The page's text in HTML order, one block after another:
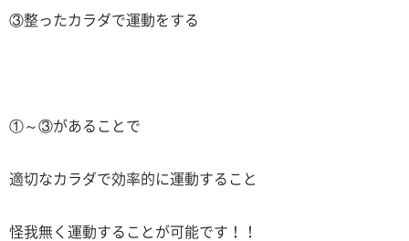
③整ったカラダで運動をする
①～③があることで
適切なカラダで効率的に運動すること
怪我無く運動することが可能です！！